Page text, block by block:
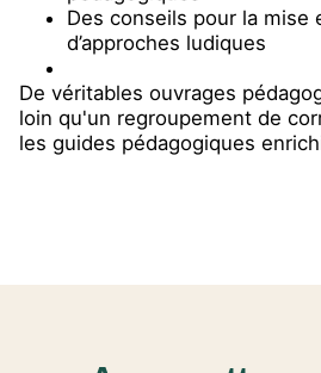
Des conseils pour la
d’approches ludiques
De véritables ouvrages
loin qu'un regroupement de
les guides pédagogiques